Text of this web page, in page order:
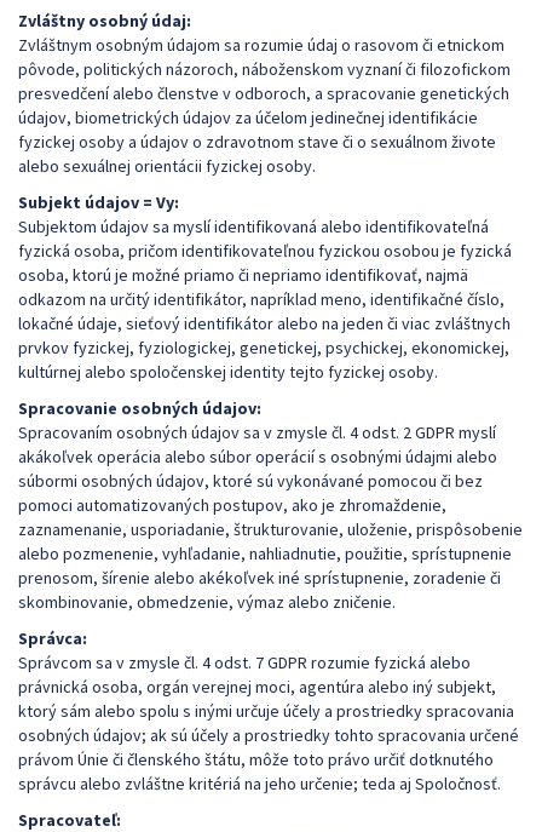
Zvláštny osobný údaj:
Zvláštnym osobným údajom sa rozumie údaj o rasovom či etnickom
pôvode, politických názoroch, náboženskom vyznaní či filozofickom
presvedčení alebo členstve v odboroch, a spracovanie genetických
údajov, biometrických údajov za účelom jedinečnej identifikácie
fyzickej osoby a údajov o zdravotnom stave či o sexuálnom živote
alebo sexuálnej orientácii fyzickej osoby.
Subjekt údajov = Vy:
Subjektom údajov sa myslí identifikovaná alebo identifikovateľná
fyzická osoba, pričom identifikovateľnou fyzickou osobou je fyzická
osoba, ktorú je možné priamo či nepriamo identifikovať, najmä
odkazom na určitý identifikátor, napríklad meno, identifikačné číslo,
lokačné údaje, sieťový identifikátor alebo na jeden či viac zvláštnych
prvkov fyzickej, fyziologickej, genetickej, psychickej, ekonomickej,
kultúrnej alebo spoločenskej identity tejto fyzickej osoby.
Spracovanie osobných údajov:
Spracovaním osobných údajov sa v zmysle čl. 4 odst. 2 GDPR myslí
akákoľvek operácia alebo súbor operácií s osobnými údajmi alebo
súbormi osobných údajov, ktoré sú vykonávané pomocou či bez
pomoci automatizovaných postupov, ako je zhromaždenie,
zaznamenanie, usporiadanie, štrukturovanie, uloženie, prispôsobenie
alebo pozmenenie, vyhľadanie, nahliadnutie, použitie, sprístupnenie
prenosom, šírenie alebo akékoľvek iné sprístupnenie, zoradenie či
skombinovanie, obmedzenie, výmaz alebo zničenie.
Správca:
Správcom sa v zmysle čl. 4 odst. 7 GDPR rozumie fyzická alebo
právnická osoba, orgán verejnej moci, agentúra alebo iný subjekt,
ktorý sám alebo spolu s inými určuje účely a prostriedky spracovania
osobných údajov; ak sú účely a prostriedky tohto spracovania určené
právom Únie či členského štátu, môže toto právo určiť dotknutého
správcu alebo zvláštne kritériá na jeho určenie; teda aj Spoločnosť.
Spracovateľ: